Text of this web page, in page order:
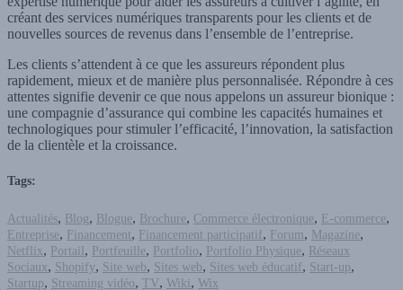
créant des services numériques transparents pour les clients et de
nouvelles sources de revenus dans l’ensemble de l’entreprise.
Les clients s’attendent à ce que les assureurs répondent plus
rapidement, mieux et de manière plus personnalisée. Répondre à ces
attentes signifie devenir ce que nous appelons un assureur bionique :
une compagnie d’assurance qui combine les capacités humaines et
technologiques pour stimuler l’efficacité, l’innovation, la satisfaction
de la clientèle et la croissance.
Tags:
Actualités, Blog, Blogue, Brochure, Commerce électronique, E-commerce,
Entreprise, Financement, Financement participatif , Forum, Magazine,
Netflix, Portail , Portfeuille, Portfolio, Portfolio Physique, Réseaux
Sociaux, Shopify, Site web, Sites web, Sites web éducatif , Start-up,
Startup, Streaming vidéo, TV, Wiki , Wix